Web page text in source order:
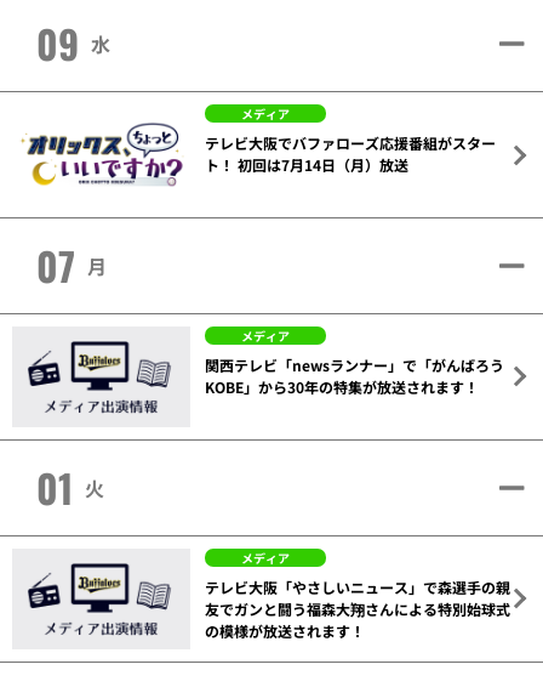
09 水
メディア
テレビ大阪でバファローズ応援番組がスター
ト！ 初回は7月14日（月）放送
07 月
メディア
関西テレビ「newsランナー」で「がんばろう
KOBE」から30年の特集が放送されます！
01 火
メディア
テレビ大阪「やさしいニュース」で森選手の親
友でガンと闘う福森大翔さんによる特別始球式
の模様が放送されます！